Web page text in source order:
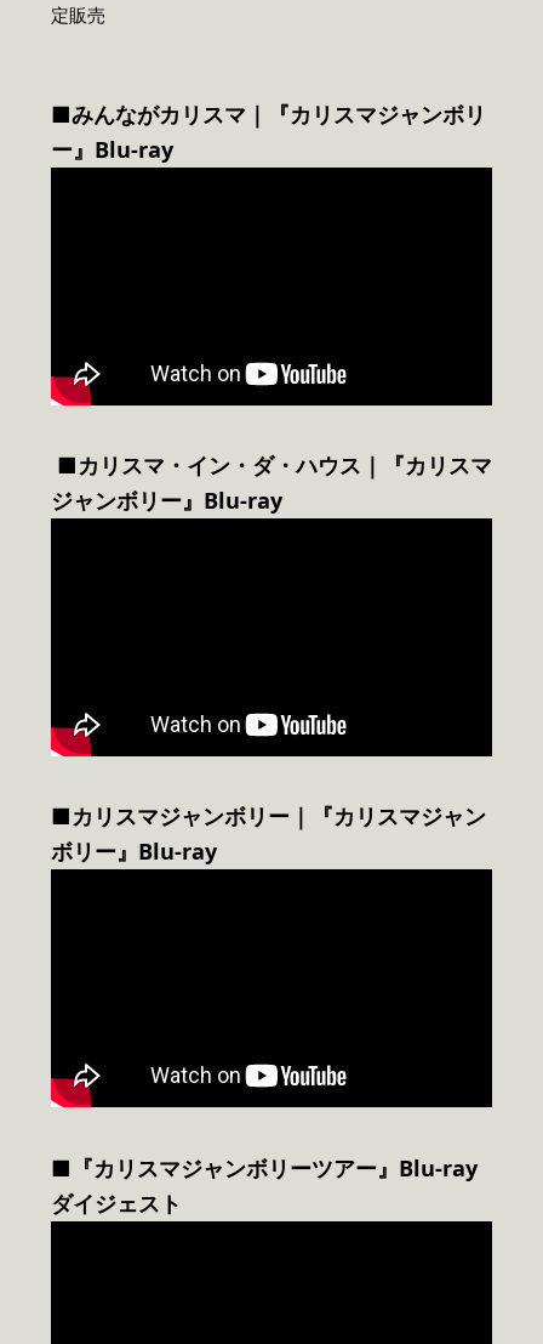
定販売
■みんながカリスマ｜『カリスマジャンボリ
ー』Blu-ray
■カリスマ・イン・ダ・ハウス｜『カリスマ
ジャンボリー』Blu-ray
■カリスマジャンボリー｜『カリスマジャン
ボリー』Blu-ray
■『カリスマジャンボリーツアー』Blu-ray
ダイジェスト